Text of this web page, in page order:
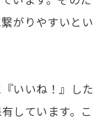
がりやすいとい
いいね！』した
しています。こ